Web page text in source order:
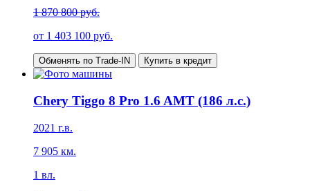
1 870 800 руб.
от 1 403 100 руб.
Обменять по Trade-IN Купить в кредит
Chery Tiggo 8 Pro 1.6 AMT (186 л.с.)
2021 г.в.
7 905 км.
1 вл.